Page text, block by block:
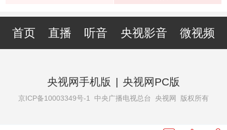
首页 直播 听音 央视影音 微视频
央视网手机版 | 央视网PC版
京ICP备10003349号-1 中央广播电视总台 央视网 版权所有